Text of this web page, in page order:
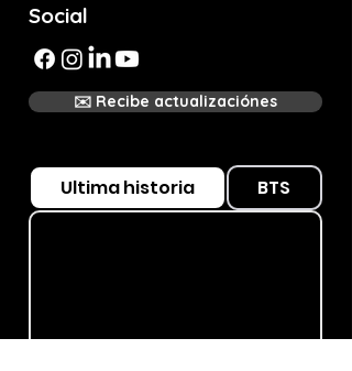
Social
✉️ Recibe actualizaciónes
Ultima historia BTS